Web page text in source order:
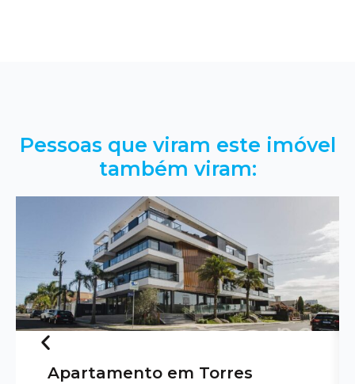
Pessoas que viram este imóvel
também viram:
Apartamento em Torres